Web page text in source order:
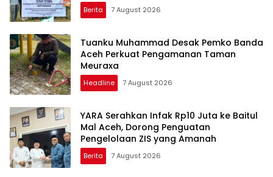
Berita 7 August 2026
Tuanku Muhammad Desak Pemko Banda
Aceh Perkuat Pengamanan Taman
Meuraxa
Headline 7 August 2026
YARA Serahkan Infak Rp10 Juta ke Baitul
Mal Aceh, Dorong Penguatan
Pengelolaan ZIS yang Amanah
Berita 7 August 2026